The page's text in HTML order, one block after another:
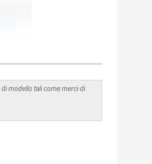
modello tali come merci di